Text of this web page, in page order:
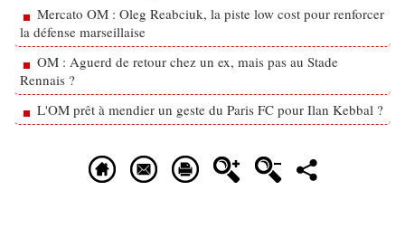
Mercato OM : Oleg Reabciuk, la piste low cost pour renforcer
la défense marseillaise
OM : Aguerd de retour chez un ex, mais pas au Stade
Rennais ?
L'OM prêt à mendier un geste du Paris FC pour Ilan Kebbal ?